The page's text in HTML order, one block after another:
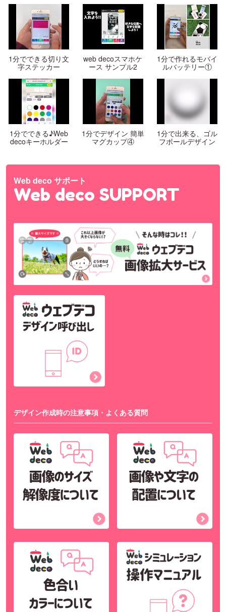
1分でできる切り文
字ステッカー
web decoスマホケ
ース サンプル2
1分で作れるモバイ
ルバッテリー①
1分でできる♪Web
decoキーホルダー
1分でデザイン 簡単
マグカップ④
1分で出来る、ゴル
フボールデザイン
Web deco サポート
Web deco SUPPORT
デザイン作成時の注意事項・よくある質問